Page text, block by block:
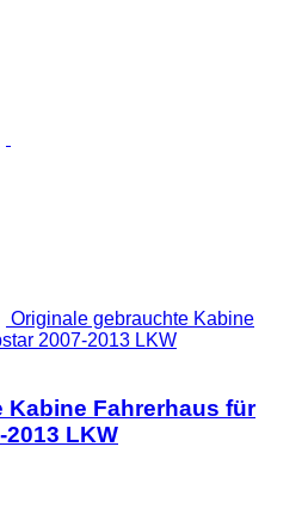
Originale gebrauchte Kabine
2007-2013 LKW
Fahrerhaus für
LKW